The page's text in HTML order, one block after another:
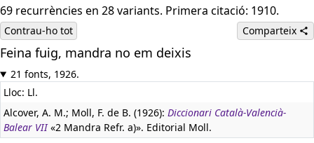
69 recurrències en 28 variants. Primera citació: 1910.
Contrau-ho tot Comparteix
Feina fuig, mandra no em deixis
21 fonts, 1926.
Lloc: Ll.
Alcover, A. M.; Moll, F. de B. (1926): Diccionari Català-Valencià-
Balear VII«2 Mandra Refr. a)». Editorial Moll.